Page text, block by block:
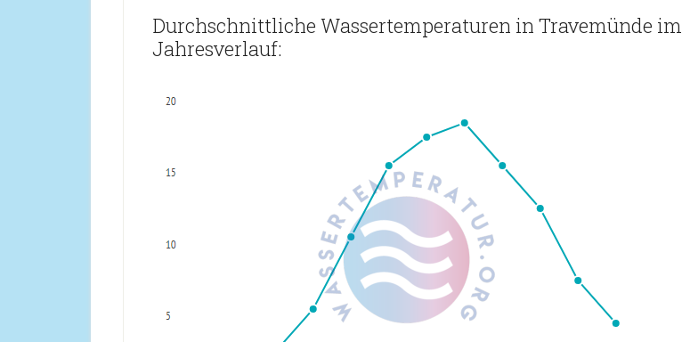
Durchschnittliche Wassertemperaturen in Travemünde im
Jahresverlauf: